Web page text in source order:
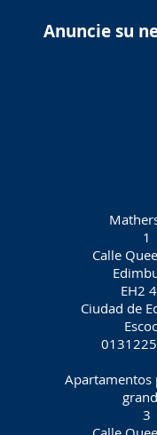
Anuncie su
1
Calle
EH2
Ciudad de
Apartamentos
3